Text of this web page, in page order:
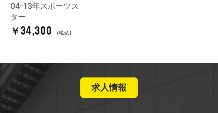
04-13年スポーツス
ター
￥34,300 (税込)
求人情報